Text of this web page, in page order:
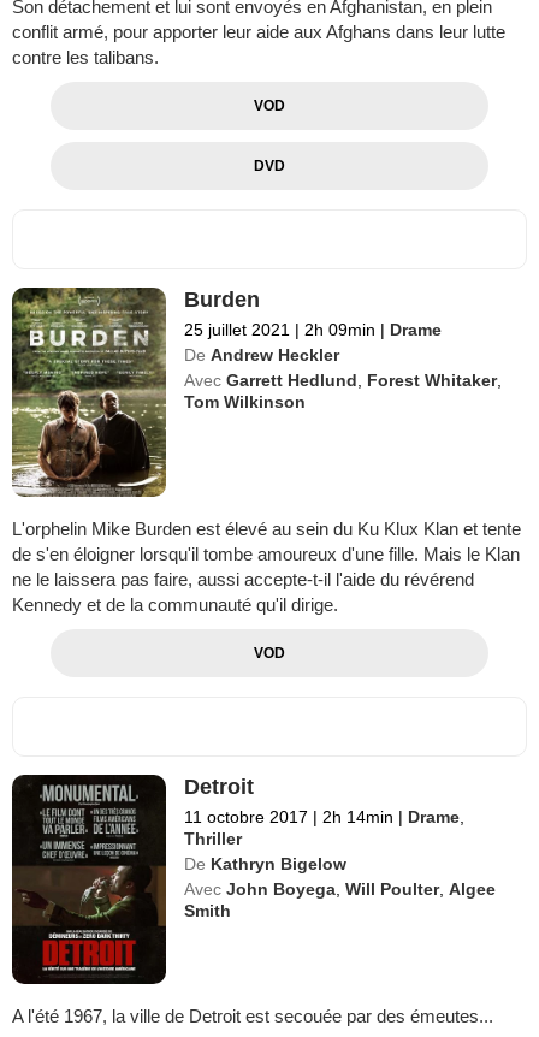
Son détachement et lui sont envoyés en Afghanistan, en plein
conflit armé, pour apporter leur aide aux Afghans dans leur lutte
contre les talibans.
VOD
DVD
Burden
25 juillet 2021 | 2h 09min | Drame
De Andrew Heckler
Avec Garrett Hedlund Forest Whitaker,
Tom Wilkinson
L'orphelin Mike Burden est élevé au sein du Ku Klux Klan et tente
de s'en éloigner lorsqu'il tombe amoureux d'une fille. Mais le Klan
ne le laissera pas faire, aussi accepte-t-il l'aide du révérend
Kennedy et de la communauté qu'il dirige.
VOD
Detroit
11 octobre 2017 | 2h 14min | Drame
Thriller
De Kathryn Bigelow
Avec John Boyega ,Will Poulter,Algee
Smith
A l'été 1967, la ville de Detroit est secouée par des émeutes...